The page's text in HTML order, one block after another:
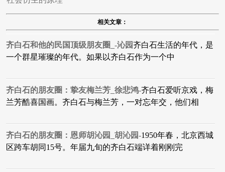
相关文章：
齐白石和他的民国顶级朋友圈_-沁园齐白石生活的年代，是
一个群星璀璨的年代。如果以齐白石作为一个中
齐白石的朋友圈：挚友梅兰芳_徐悲鸿-齐白石爱听京戏，梅
兰芳酷喜国画。齐白石与梅兰芳，一对忘年交，他们相
齐白石的朋友圈：恩师胡沁园_胡沁园-1950年春，北京西城
区跨车胡同15号。年届九旬的齐白石端详着刚刚完